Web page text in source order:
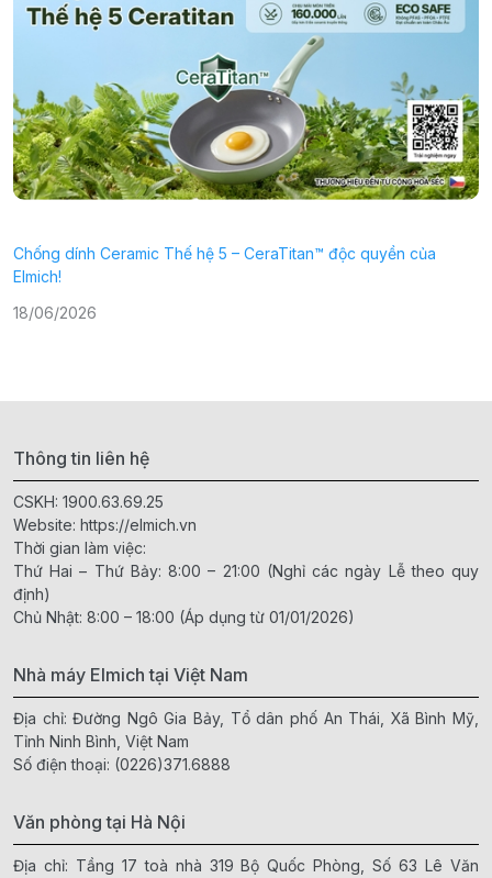
Chống dính Ceramic Thế hệ 5 – CeraTitan™ độc quyền của
Elmich!
18/06/2026
Thông tin liên hệ
CSKH: 1900.63.69.25
Website: https://elmich.vn
Thời gian làm việc:
Thứ Hai – Thứ Bảy: 8:00 – 21:00 (Nghỉ các ngày Lễ theo quy
định)
Chủ Nhật: 8:00 – 18:00 (Áp dụng từ 01/01/2026)
Nhà máy Elmich tại Việt Nam
Địa chỉ: Đường Ngô Gia Bảy, Tổ dân phố An Thái, Xã Bình Mỹ,
Tỉnh Ninh Bình, Việt Nam
Số điện thoại: (0226)371.6888
Văn phòng tại Hà Nội
Địa chỉ: Tầng 17 toà nhà 319 Bộ Quốc Phòng, Số 63 Lê Văn